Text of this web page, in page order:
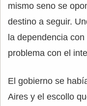
mismo seno se
destino a seguir.
la dependencia
problema con el
El gobierno se
Aires y el escollo